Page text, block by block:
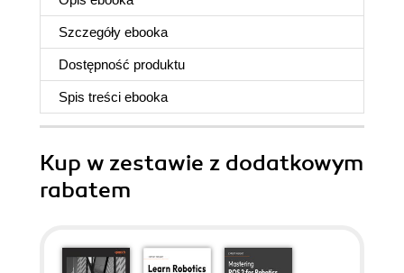
Szczegóły ebooka
Dostępność produktu
Spis treści ebooka
Kup w zestawie z dodatkowym
rabatem